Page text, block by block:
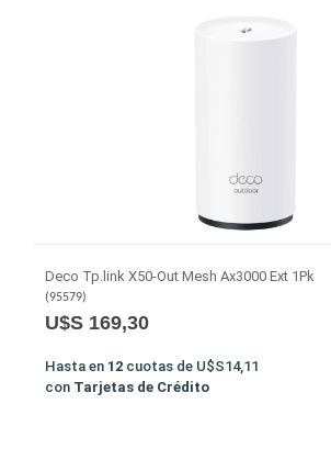
Deco Tp.link X50-Out Mesh Ax3000 Ext 1Pk
(95579)
U$S 169,30
Hasta en 12 cuotas de U$S14,11
con Tarjetas de Crédito